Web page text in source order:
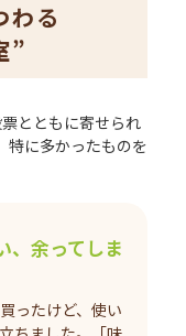
わる
”
とともに寄せられ
特に多かったものを
、余ってしま
ったけど、使い